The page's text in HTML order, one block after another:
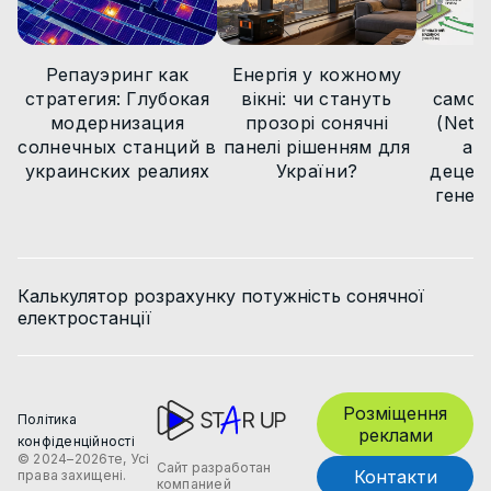
Репауэринг как
стратегия: Глубокая
модернизация
солнечных станций в
украинских реалиях
Енергія у кожному
вікні: чи стануть
прозорі сонячні
панелі рішенням для
України?
(Net
Калькулятор розрахунку потужність сонячної
електростанції
Політика
конфіденційності
© 2024–2026те, Усі
права захищені.
Сайт разработан
компанией
Розміщення
реклами
Контакти